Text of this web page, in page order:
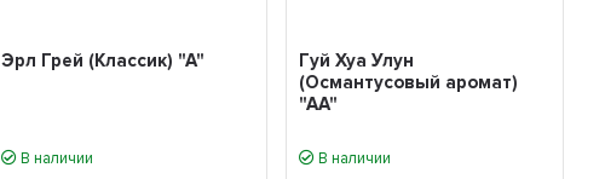
Эрл Грей (Классик) "А"
В наличии
Гуй Хуа Улун
(Османтусовый аромат)
"АА"
В наличии